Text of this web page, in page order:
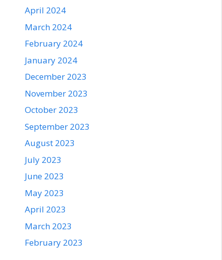
April 2024
March 2024
February 2024
January 2024
December 2023
November 2023
October 2023
September 2023
August 2023
July 2023
June 2023
May 2023
April 2023
March 2023
February 2023